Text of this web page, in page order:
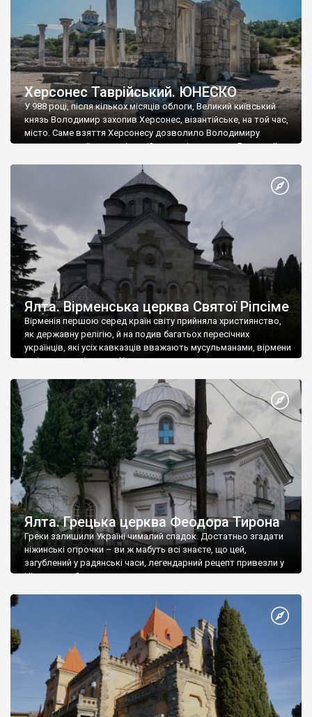
Херсонес Таврійський. ЮНЕСКО
У 988 році, після кількох місяців облоги, Великий київський
князь Володимир захопив Херсонес, візантійське, на той час,
місто. Саме взяття Херсонесу дозволило Володимиру
диктувати свої умови візантійському імператору Василю ІІ, та
Херсонесі Володимир-язичник, став Василем-християнином.
А потім було Хрещення Русі. На честь Херсонесу Таврійського
Ялта. Вірменська церква Святої Ріпсіме
Вірменія першою серед країн світу прийняла християнство,
як державну релігію, й на подив багатьох пересічних
українців, які усіх кавказців вважають мусульманами, вірмени
є відданими вірянами Христа
Ялта. Грецька церква Феодора Тирона
Греки залишили Україні чималий спадок. Достатньо згадати
ніжинські огірочки – ви ж мабуть всі знаєте, що цей,
загублений у радянські часи, легендарний рецепт привезли у
Ніжин греки?